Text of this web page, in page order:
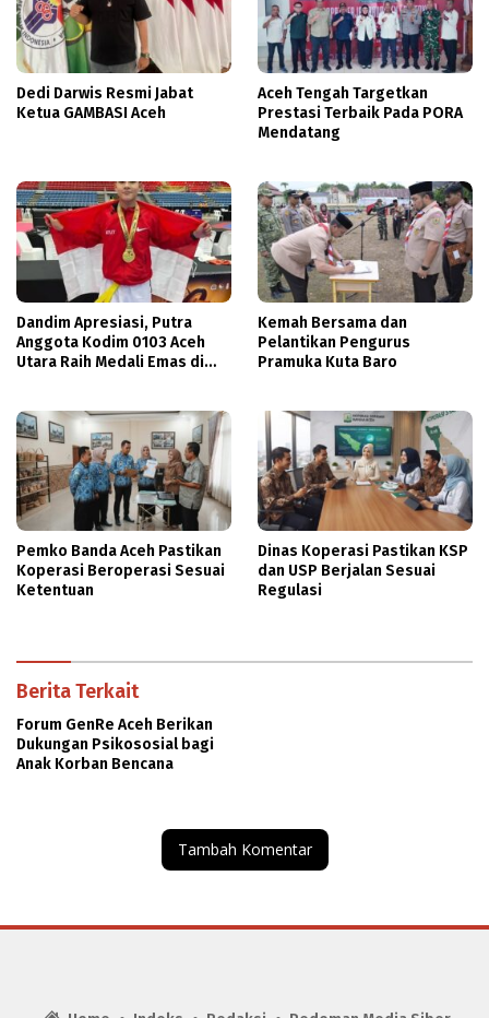
Dedi Darwis Resmi Jabat
Ketua GAMBASI Aceh
Aceh Tengah Targetkan
Prestasi Terbaik Pada PORA
Mendatang
Dandim Apresiasi, Putra
Anggota Kodim 0103 Aceh
Utara Raih Medali Emas di
Kemah Bersama dan
Pelantikan Pengurus
Pramuka Kuta Baro
Pemko Banda Aceh Pastikan
Koperasi Beroperasi Sesuai
Ketentuan
Dinas Koperasi Pastikan KSP
dan USP Berjalan Sesuai
Regulasi
Berita Terkait
Forum GenRe Aceh Berikan
Dukungan Psikososial bagi
Anak Korban Bencana
Tambah Komentar